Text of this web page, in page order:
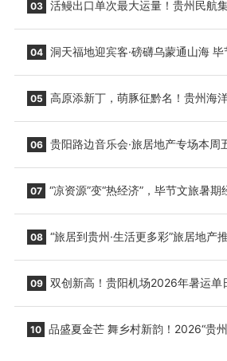
03 活鳗出口单次最大运量！贵州民航
04 洞天福地迎宾客·磅礴乌蒙通山海 毕
05 高原添新丁，萌豚征黔名！贵州海
06 贵阳路边音乐会·旅居地产专场本周
07 “凉资源”变“热经济”，毕节文旅暑期
08 “旅居到贵州·生活更多彩”旅居地产
09 双创新高！贵阳机场2026年暑运单
10 品盛夏金芒 舞乡村新韵！2026“贵